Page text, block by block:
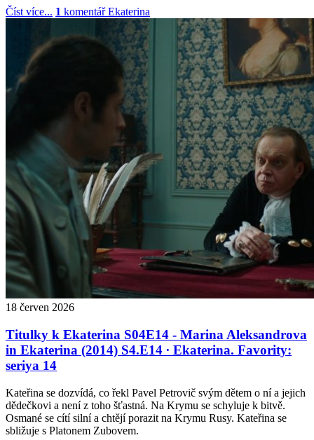
Číst více... 1 komentář Ekaterina
18 červen 2026
Titulky k Ekaterina S04E14 - Marina Aleksandrova
in Ekaterina (2014) S4.E14 ∙ Ekaterina. Favority:
seriya 14
Kateřina se dozvídá, co řekl Pavel Petrovič svým dětem o ní a jejich
dědečkovi a není z toho šťastná. Na Krymu se schyluje k bitvě.
Osmané se cítí silní a chtějí porazit na Krymu Rusy. Kateřina se
sbližuje s Platonem Zubovem.